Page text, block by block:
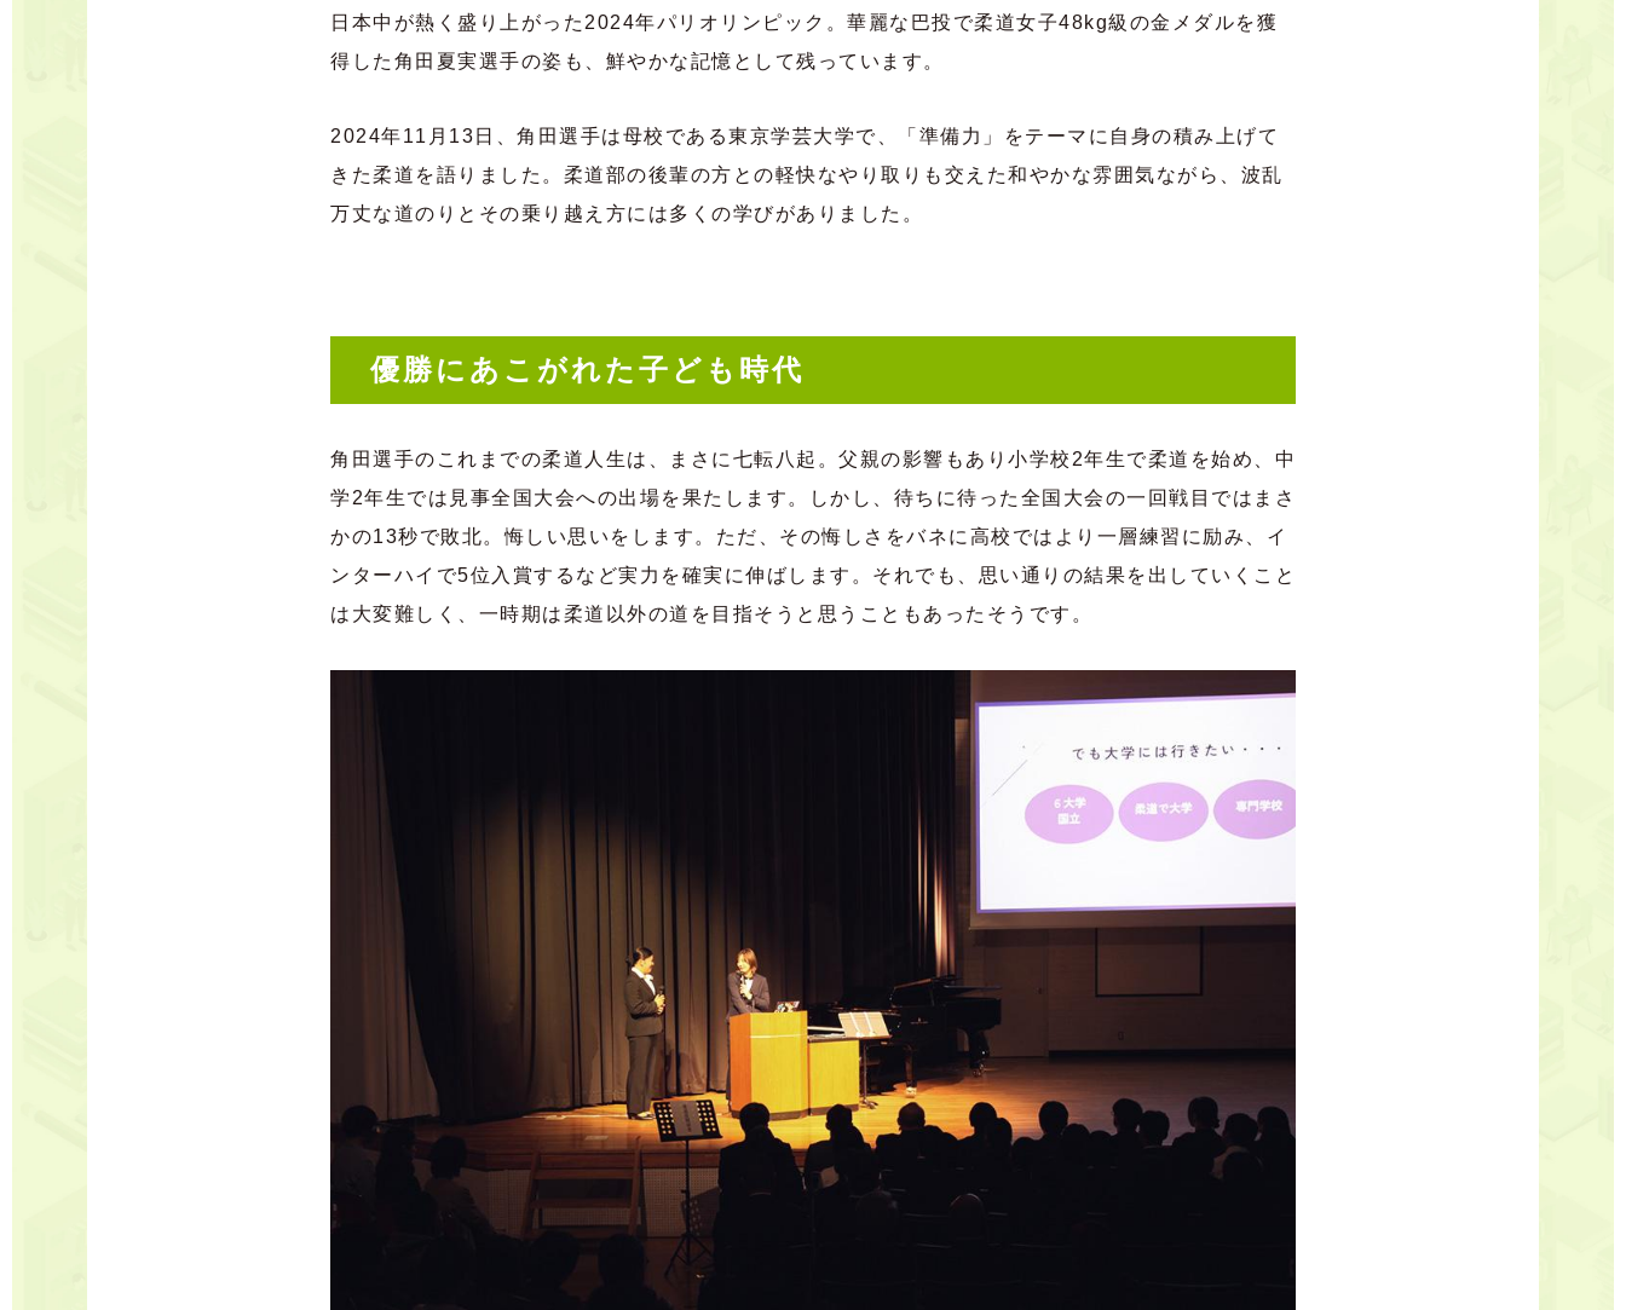
日本中が熱く盛り上がった2024年パリオリンピック。華麗な巴投で柔道女子48kg級の金メダルを獲
得した角田夏実選手の姿も、鮮やかな記憶として残っています。
2024年11月13日、角田選手は母校である東京学芸大学で、「準備力」をテーマに自身の積み上げて
きた柔道を語りました。柔道部の後輩の方との軽快なやり取りも交えた和やかな雰囲気ながら、波乱
万丈な道のりとその乗り越え方には多くの学びがありました。
優勝にあこがれた子ども時代
角田選手のこれまでの柔道人生は、まさに七転八起。父親の影響もあり小学校2年生で柔道を始め、中
学2年生では見事全国大会への出場を果たします。しかし、待ちに待った全国大会の一回戦目ではまさ
かの13秒で敗北。悔しい思いをします。ただ、その悔しさをバネに高校ではより一層練習に励み、イ
ンターハイで5位入賞するなど実力を確実に伸ばします。それでも、思い通りの結果を出していくこと
は大変難しく、一時期は柔道以外の道を目指そうと思うこともあったそうです。